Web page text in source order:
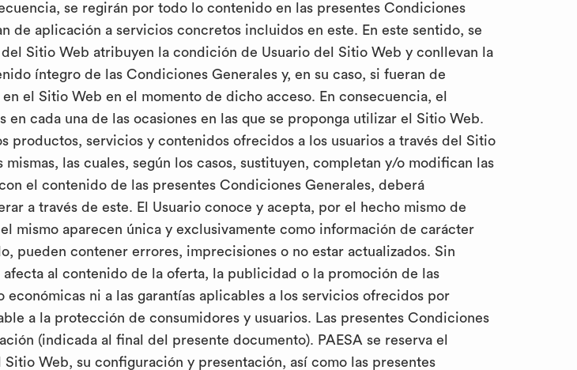
se regirán por todo lo contenido en las presentes Condiciones
de aplicación a servicios concretos incluidos en este. En este sentido, se
Sitio Web atribuyen la condición de Usuario del Sitio Web y conllevan la
íntegro de las Condiciones Generales y, en su caso, si fueran de
el Sitio Web en el momento de dicho acceso. En consecuencia, el
cada una de las ocasiones en las que se proponga utilizar el Sitio Web.
productos, servicios y contenidos ofrecidos a los usuarios a través del Sitio
las cuales, según los casos, sustituyen, completan y/o modifican las
el contenido de las presentes Condiciones Generales, deberá
a través de este. El Usuario conoce y acepta, por el hecho mismo de
mismo aparecen única y exclusivamente como información de carácter
pueden contener errores, imprecisiones o no estar actualizados. Sin
al contenido de la oferta, la publicidad o la promoción de las
ni a las garantías aplicables a los servicios ofrecidos por
a la protección de consumidores y usuarios. Las presentes Condiciones
(indicada al final del presente documento). PAESA se reserva el
Web, su configuración y presentación, así como las presentes